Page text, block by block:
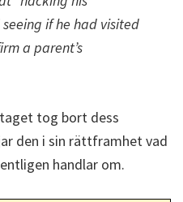
if he had visited
a parent’s
tog bort dess
den i sin rättframhet vad
handlar om.